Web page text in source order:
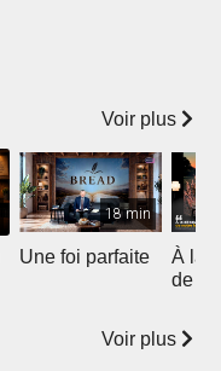
Voir plus
18 min
Une foi parfaite
À la
de
Voir plus